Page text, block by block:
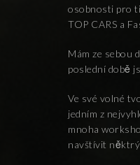
osobnosti pro
TOP CARS a
Mám ze sebou
poslední době
Ve své volné
jedním z
mnoha
navštívit něktrý